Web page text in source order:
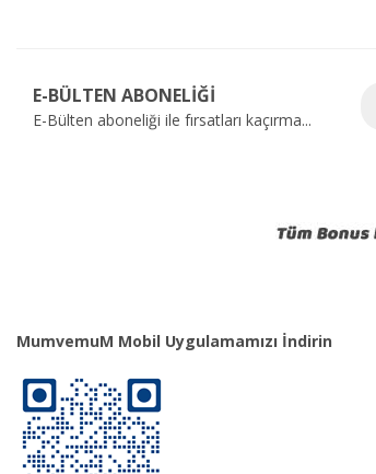
E-BÜLTEN ABONELİĞİ
E-Bülten aboneliği ile fırsatları kaçırma...
MumvemuM Mobil Uygulamamızı İndirin